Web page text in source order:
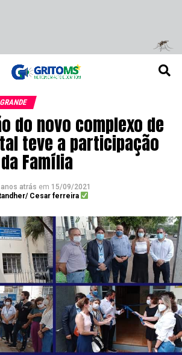
do novo complexo de
teve a participação
Família
anos atrás em 15/09/2021
Cesar ferreira